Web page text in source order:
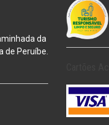
da
de Peruíbe.